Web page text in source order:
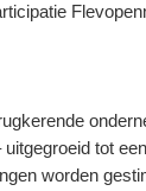
tot
worden